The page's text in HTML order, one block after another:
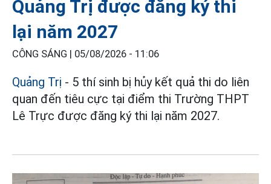
Quảng Trị được đăng ký thi
lại năm 2027
CÔNG SÁNG | 05/08/2026 - 11:06
Quảng Trị - 5 thí sinh bị hủy kết quả thi do liên
quan đến tiêu cực tại điểm thi Trường THPT
Lê Trực được đăng ký thi lại năm 2027.